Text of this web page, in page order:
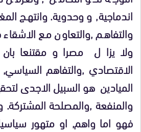
اندماجية, و وحدوية. وانتهج
والتفاهم ,والتعاون مع
ولا يزا ل مصرا و مقتنعا بان
الاقتصادي ,والتفاهم
الميادين هو السبيل الاجدى
والمنفعة ,والمصلحة
فهو اما واهم, او متهور